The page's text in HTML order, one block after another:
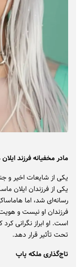
مادر مخفیانه فرزند
یکی از شایعات اخیر و
یکی از فرزندان ایلان
رسانه‌ای شد، اما
فرزندان او نیست و
است. او ابراز نگرانی
تحت تأثیر قرار دهد.
تاج‌گذاری ملکه پاپ